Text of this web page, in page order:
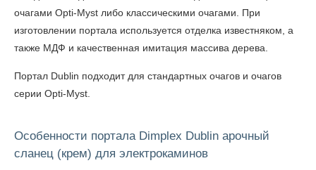
очагами Opti-Myst либо классическими очагами. При
изготовлении портала используется отделка известняком, а
также МДФ и качественная имитация массива дерева.
Портал Dublin подходит для стандартных очагов и очагов
серии Opti-Myst.
Особенности портала Dimplex Dublin арочный
сланец (крем) для электрокаминов